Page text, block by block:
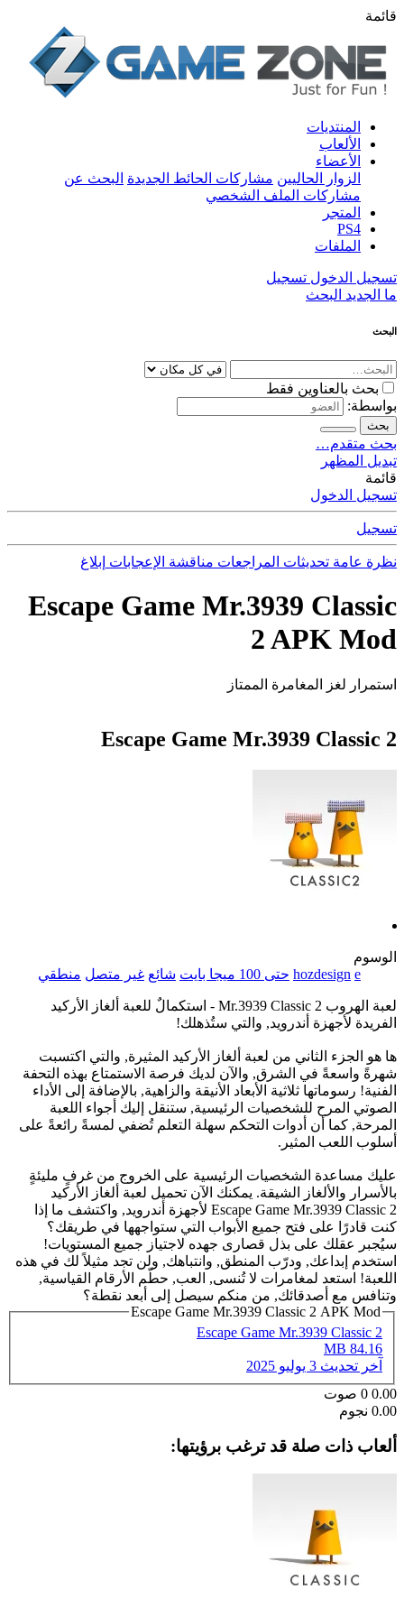
قائمة
المنتديات
الألعاب
الأعضاء
الزوار الحاليين مشاركات الحائط الجديدة البحث عن
مشاركات الملف الشخصي
المتجر
PS4
الملفات
تسجيل الدخول تسجيل
ما الجديد البحث
البحث
بحث بالعناوين فقط
بواسطة:
بحث
بحث متقدم…
تبديل المظهر
قائمة
تسجيل الدخول
تسجيل
نظرة عامة تحديثات المراجعات مناقشة الإعجابات إبلاغ
Escape Game Mr.3939 Classic
2 APK Mod
استمرار لغز المغامرة الممتاز
Escape Game Mr.3939 Classic 2
الوسوم
e
hozdesign حتى 100 ميجا بايت شائع غير متصل منطقي
لعبة الهروب Mr.3939 Classic 2 - استكمالٌ للعبة ألغاز الأركيد
الفريدة لأجهزة أندرويد, والتي ستُذهلك!
ها هو الجزء الثاني من لعبة ألغاز الأركيد المثيرة, والتي اكتسبت
شهرةً واسعةً في الشرق, والآن لديك فرصة الاستمتاع بهذه التحفة
الفنية! رسوماتها ثلاثية الأبعاد الأنيقة والزاهية, بالإضافة إلى الأداء
الصوتي المرح للشخصيات الرئيسية, ستنقل إليك أجواء اللعبة
المرحة, كما أن أدوات التحكم سهلة التعلم تُضفي لمسةً رائعةً على
أسلوب اللعب المثير.
عليك مساعدة الشخصيات الرئيسية على الخروج من غرفٍ مليئةٍ
بالأسرار والألغاز الشيقة. يمكنك الآن تحميل لعبة ألغاز الأركيد
Escape Game Mr.3939 Classic 2 لأجهزة أندرويد, واكتشف ما إذا
كنت قادرًا على فتح جميع الأبواب التي ستواجهها في طريقك؟
سيُجبر عقلك على بذل قصارى جهده لاجتياز جميع المستويات!
استخدم إبداعك, ودرّب المنطق, وانتباهك, ولن تجد مثيلاً لك في هذه
اللعبة! استعد لمغامرات لا تُنسى, العب, حطّم الأرقام القياسية,
وتنافس مع أصدقائك, من منكم سيصل إلى أبعد نقطة؟
Escape Game Mr.3939 Classic 2 APK Mod
Escape Game Mr.3939 Classic 2
84.16 MB
آخر تحديث 3 يوليو 2025
0.00
0 صوت
0.00 نجوم
ألعاب ذات صلة قد ترغب برؤيتها: